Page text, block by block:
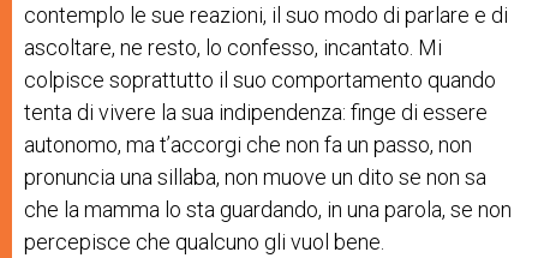
contemplo le sue reazioni, il suo modo di parlare e di
ascoltare, ne resto, lo confesso, incantato. Mi
colpisce soprattutto il suo comportamento quando
tenta di vivere la sua indipendenza: finge di essere
autonomo, ma t’accorgi che non fa un passo, non
pronuncia una sillaba, non muove un dito se non sa
che la mamma lo sta guardando, in una parola, se non
percepisce che qualcuno gli vuol bene.